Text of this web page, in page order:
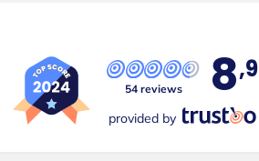
54 reviews 8,9
provided by